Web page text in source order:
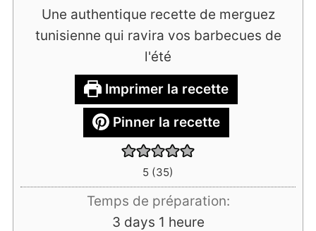
Une authentique recette de merguez
tunisienne qui ravira vos barbecues de
l'été
Imprimer la recette
Pinner la recette
5 (35)
Temps de préparation:
3days
days 1 heure
heure